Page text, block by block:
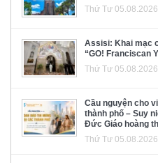
Thứ Tư 05.08.2026
Assisi: Khai mạc
“GO! Franciscan
Thứ Tư 05.08.2026
Cầu nguyện cho
thành phố – Suy
Đức Giáo hoàng
Thứ Tư 05.08.2026